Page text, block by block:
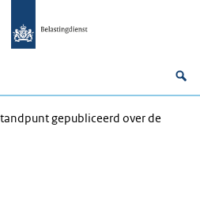
gepubliceerd over de